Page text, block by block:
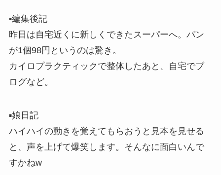
▪️編集後記
昨日は自宅近くに新しくできたスーパーへ。パン
が1個98円というのは驚き。
カイロプラクティックで整体したあと、自宅でブ
ログなど。
▪️娘日記
ハイハイの動きを覚えてもらおうと見本を見せる
と、声を上げて爆笑します。そんなに面白いんで
すかねw